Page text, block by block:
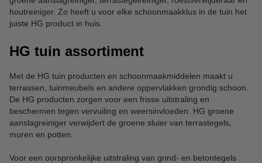
houtreiniger. Zo heeft u voor elke schoonmaakklus in de tuin het
juiste HG product in huis.
HG tuin assortiment
Met de HG tuin producten en schoonmaakmiddelen maakt u
terrassen, tuinmeubels en andere oppervlakken grondig schoon.
De HG producten zorgen voor een frisse uitstraling en
beschermen tegen vervuiling en weersinvloeden. HG groene
aanslagreiniger verwijdert de groene sluier van terrastegels,
muren en potten.
Voor een oorspronkelijke uitstraling van grind- en betontegels